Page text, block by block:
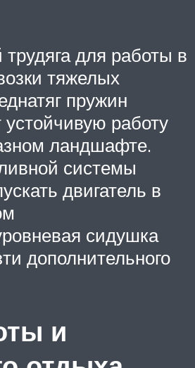
для работы в
тяжелых
пружин
устойчивую работу
ландшафте.
системы
двигатель в
сидушка
дополнительного
и